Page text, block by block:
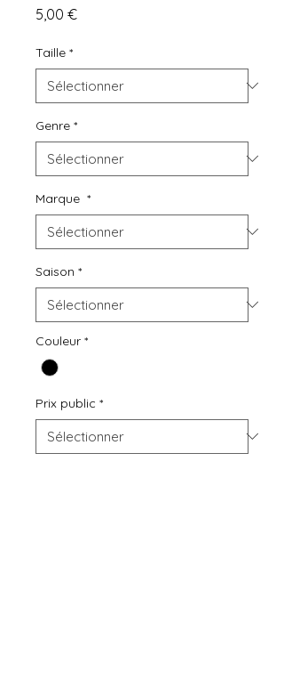
5,00 €Prix
Taille *
Genre *
Marque *
Saison *
Couleur *
Prix public *